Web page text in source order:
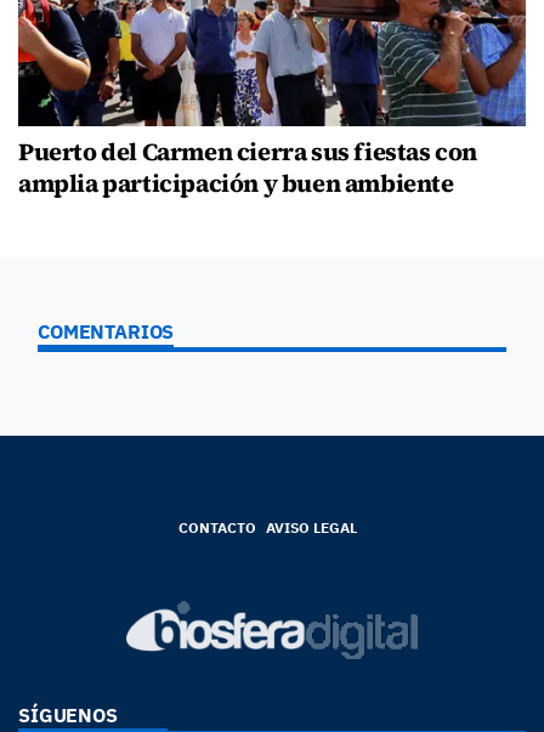
Puerto del Carmen cierra sus fiestas con
amplia participación y buen ambiente
COMENTARIOS
CONTACTO AVISO LEGAL
SÍGUENOS